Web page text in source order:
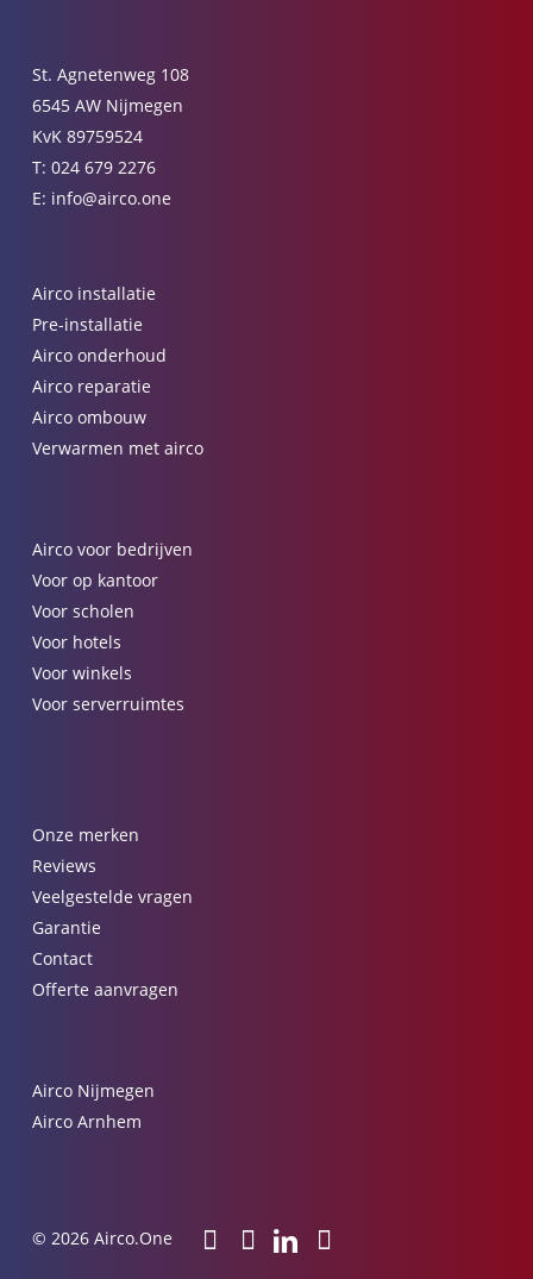
St. Agnetenweg 108
6545 AW Nijmegen
KvK 89759524
T:024 679 2276
E: info@airco.one
Airco installatie
Pre-installatie
Airco onderhoud
Airco reparatie
Airco ombouw
Verwarmen met airco
Airco voor bedrijven
Voor op kantoor
Voor scholen
Voor hotels
Voor winkels
Voor serverruimtes
Onze merken
Reviews
Veelgestelde vragen
Garantie
Contact
Offerte aanvragen
Airco Nijmegen
Airco Arnhem
© 2026 Airco.One